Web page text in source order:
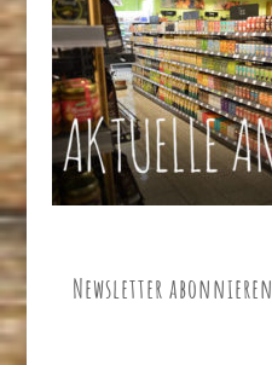
Newsletter abonnieren